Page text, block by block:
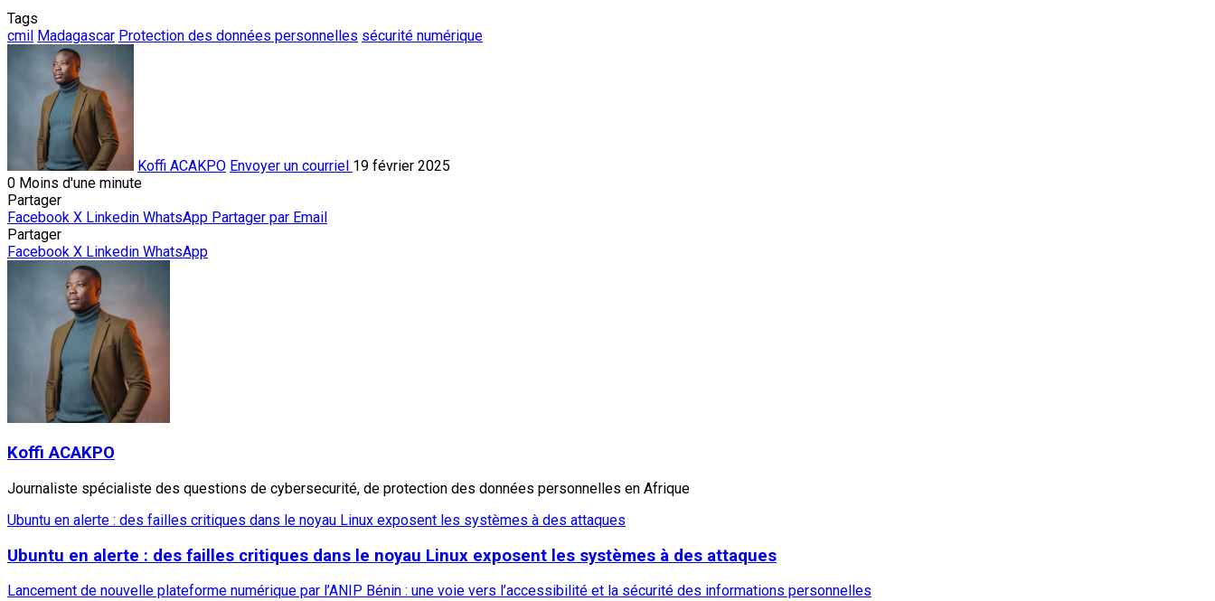
Tags
cmil Madagascar Protection des données personnelles sécurité numérique
Koffi ACAKPO Envoyer un courriel 19 février 2025
0 Moins d'une minute
Partager
Facebook X Linkedin WhatsApp Partager par Email
Partager
Facebook X Linkedin WhatsApp
Koffi ACAKPO
Journaliste spécialiste des questions de cybersecurité, de protection des données personnelles en Afrique
Ubuntu en alerte : des failles critiques dans le noyau Linux exposent les systèmes à des attaques
Ubuntu en alerte : des failles critiques dans le noyau Linux exposent les systèmes à des attaques
Lancement de nouvelle plateforme numérique par l’ANIP Bénin : une voie vers l’accessibilité et la sécurité des informations personnelles